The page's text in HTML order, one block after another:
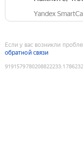
Yandex
Если у вас возникли
обратной связи
9191579780208822233: